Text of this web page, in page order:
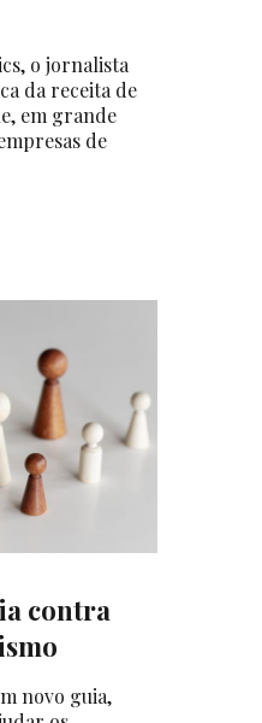
o jornalista
da receita de
em grande
de
contra
novo guia,